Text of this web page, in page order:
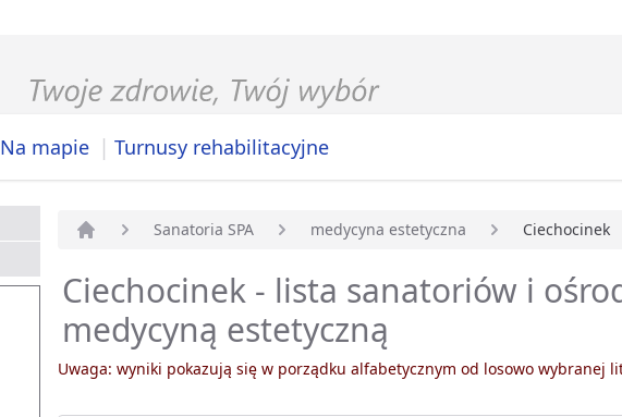
Na mapie | Turnusy rehabilitacyjne
Sanatoria SPA medycyna estetyczna Ciechocinek
Ciechocinek - lista sanatoriów i
medycyną estetyczną
Uwaga: wyniki pokazują się w porządku alfabetycznym od losowo wybranej